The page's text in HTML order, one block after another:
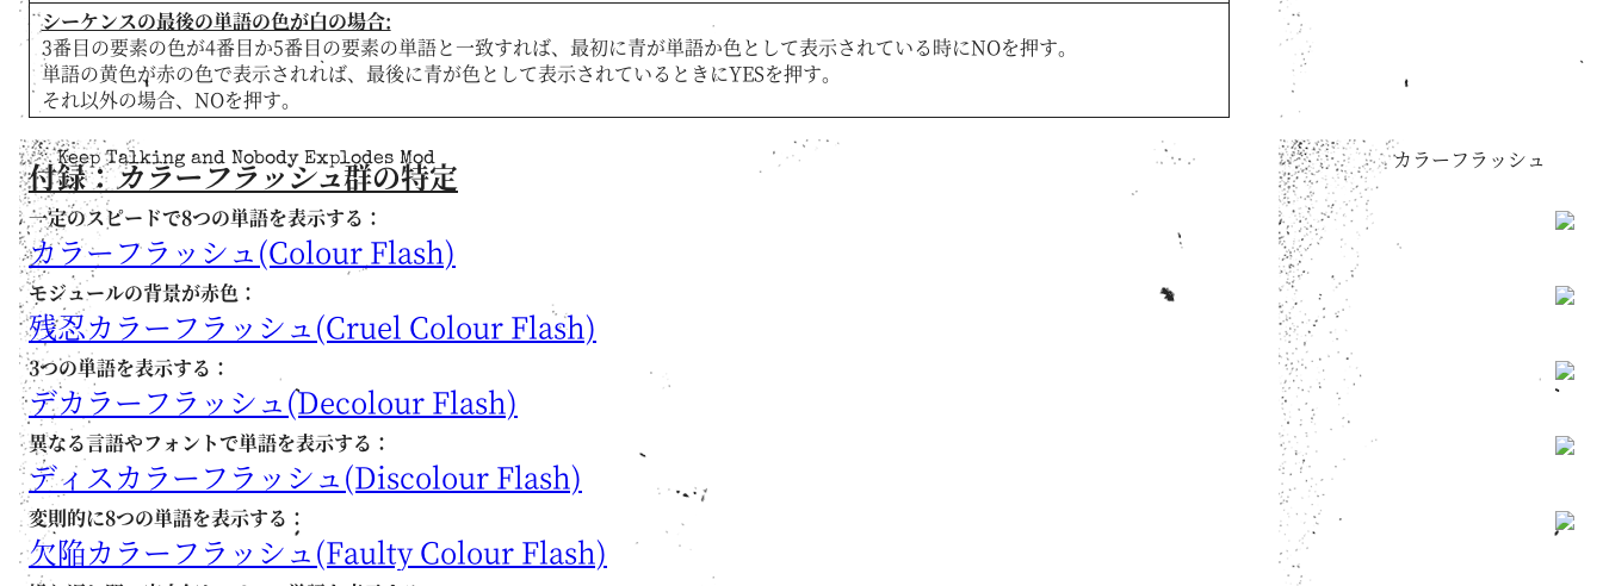
シーケンスの最後の単語の色が白の場合:
3番目の要素の色が4番目か5番目の要素の単語と一致すれば、最初に青が単語か色として表示されている時にNOを押す。
単語の黄色が赤の色で表示されれば、最後に青が色として表示されているときにYESを押す。
それ以外の場合、NOを押す。
Keep Talking and Nobody Explodes Mod カラーフラッシュ
付録：カラーフラッシュ群の特定
一定のスピードで8つの単語を表示する：
カラーフラッシュ(Colour Flash)
モジュールの背景が赤色：
残忍カラーフラッシュ(Cruel Colour Flash)
3つの単語を表示する：
デカラーフラッシュ(Decolour Flash)
異なる言語やフォントで単語を表示する：
ディスカラーフラッシュ(Discolour Flash)
変則的に8つの単語を表示する：
欠陥カラーフラッシュ(Faulty Colour Flash)